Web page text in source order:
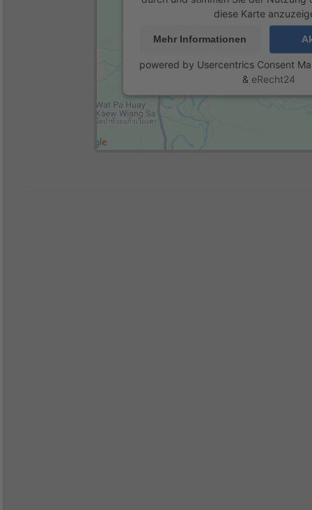
diese Karte
Mehr Informationen
powered by Usercentrics Consent
& eRecht24